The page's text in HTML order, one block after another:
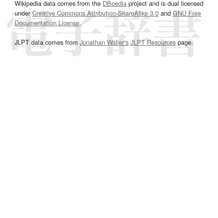
Wikipedia data comes from the DBpedia project and is dual licensed
underCreative Commons Attribution-ShareAlike 3.0and GNU Free
Documentation License.
JLPT data comes from Jonathan Waller‘s JLPT Resourcespage.